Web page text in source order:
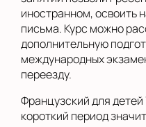
иностранном, освоить
письма. Курс можно
дополнительную
международных
переезду.
Французский для детей
короткий период